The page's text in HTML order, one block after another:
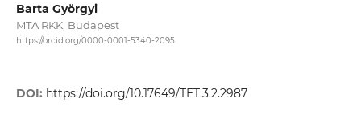
Barta Györgyi
MTA RKK, Budapest
https://orcid.org/0000-0001-5340-2095
DOI: https://doi.org/10.17649/TET.3.2.2987